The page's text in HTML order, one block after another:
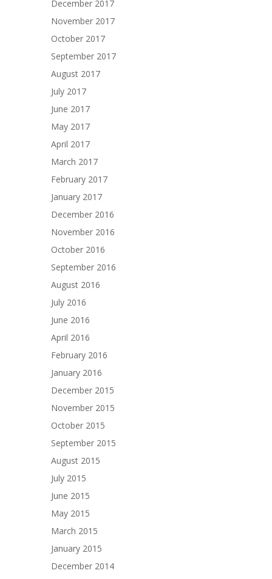
December 2017
November 2017
October 2017
September 2017
August 2017
July 2017
June 2017
May 2017
April 2017
March 2017
February 2017
January 2017
December 2016
November 2016
October 2016
September 2016
August 2016
July 2016
June 2016
April 2016
February 2016
January 2016
December 2015
November 2015
October 2015
September 2015
August 2015
July 2015
June 2015
May 2015
March 2015
January 2015
December 2014